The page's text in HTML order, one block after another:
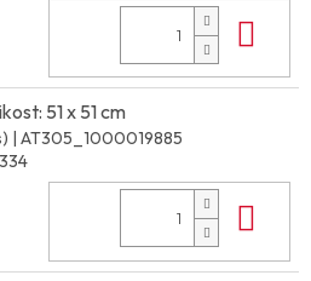
51 x 51 cm
| AT305_1000019885